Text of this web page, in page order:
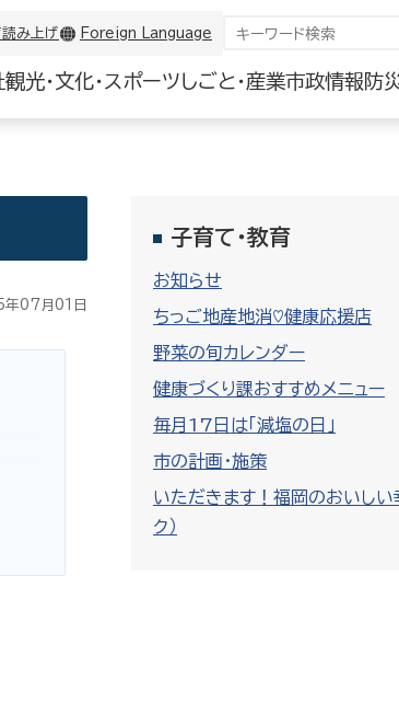
み上げ Foreign Language
観光・文化・スポーツしごと・産業市政情報 防
子育て・教育
お知らせ
ちっご地産地消♡健康応援店
野菜の旬カレンダー
健康づくり課おすすめメニュー
毎月17日は「減塩の日」
市の計画・施策
いただきます！福岡のおいしい
ク）
年07月01日